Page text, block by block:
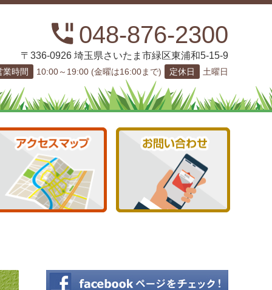
048-876-2300
〒336-0926 埼玉県さいたま市緑区東浦和5-15-9
業時間 10:00～19:00 (金曜は16:00まで) 定休日 土曜日